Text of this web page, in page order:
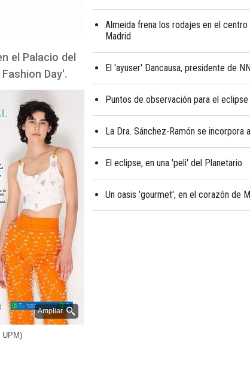
el Palacio del
Day'.
Ampliar
UPM)
Almeida frena los rodajes en el centro
Madrid
El 'ayuser' Dancausa, presidente de
Puntos de observación para el
La Dra. Sánchez-Ramón se incorpora
El eclipse, en una 'peli' del Planetario
Un oasis 'gourmet', en el corazón de